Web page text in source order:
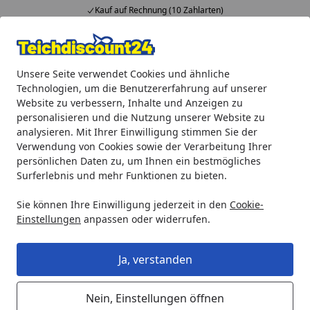
Unsere Seite verwendet Cookies und ähnliche
Technologien, um die Benutzererfahrung auf unserer
Website zu verbessern, Inhalte und Anzeigen zu
personalisieren und die Nutzung unserer Website zu
analysieren. Mit Ihrer Einwilligung stimmen Sie der
Verwendung von Cookies sowie der Verarbeitung Ihrer
persönlichen Daten zu, um Ihnen ein bestmögliches
Surferlebnis und mehr Funktionen zu bieten.
Sie können Ihre Einwilligung jederzeit in den Cookie-
Einstellungen anpassen oder widerrufen.
Ja, verstanden
Nein, Einstellungen öffnen
Kauf auf Rechnung (10 Zahlarten)
Alle Produkte
Mein Konto
Suchen
Startseite
Oase Belüfterstab L für AquaOxy
Oase Belüfterstab L für AquaOxy